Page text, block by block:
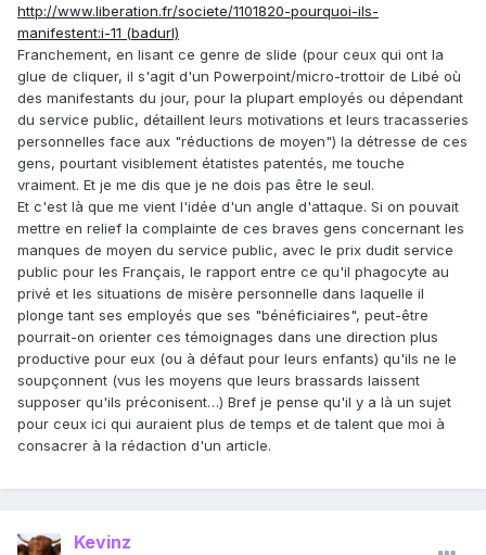
http://www.liberation.fr/societe/1101820-pourquoi-ils-
manifestent:i-11 (badurl)
Franchement, en lisant ce genre de slide (pour ceux qui ont la
glue de cliquer, il s'agit d'un Powerpoint/micro-trottoir de Libé où
des manifestants du jour, pour la plupart employés ou dépendant
du service public, détaillent leurs motivations et leurs tracasseries
personnelles face aux "réductions de moyen") la détresse de ces
gens, pourtant visiblement étatistes patentés, me touche
vraiment. Et je me dis que je ne dois pas être le seul.
Et c'est là que me vient l'idée d'un angle d'attaque. Si on pouvait
mettre en relief la complainte de ces braves gens concernant les
manques de moyen du service public, avec le prix dudit service
public pour les Français, le rapport entre ce qu'il phagocyte au
privé et les situations de misère personnelle dans laquelle il
plonge tant ses employés que ses "bénéficiaires", peut-être
pourrait-on orienter ces témoignages dans une direction plus
productive pour eux (ou à défaut pour leurs enfants) qu'ils ne le
soupçonnent (vus les moyens que leurs brassards laissent
supposer qu'ils préconisent…) Bref je pense qu'il y a là un sujet
pour ceux ici qui auraient plus de temps et de talent que moi à
consacrer à la rédaction d'un article.
Kevinz